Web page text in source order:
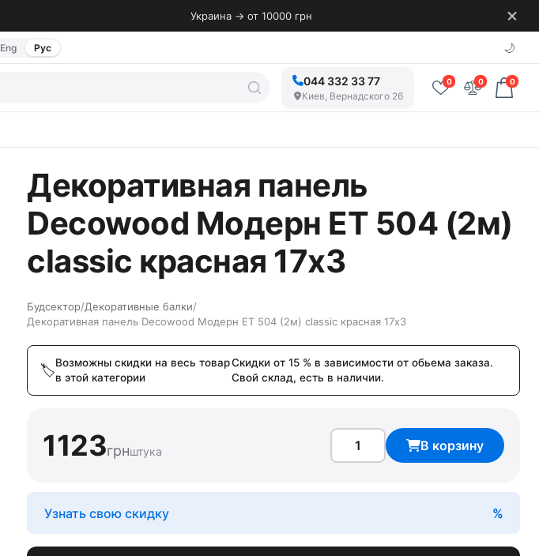
Украина → от 10000 грн
Eng Рус 🌙
044 332 33 77
Киев, Вернадского 26
0 0 0
Декоративная панель
Decowood Модерн ET 504 (2м)
classic красная 17х3
Будсектор/Декоративные балки/
Декоративная панель Decowood Модерн ET 504 (2м) classic красная 17х3
Возможны скидки на весь товар
в этой категории
Скидки от 15 % в зависимости от обьема заказа.
Свой склад, есть в наличии.
1123грнштука В корзину
Узнать свою скидку